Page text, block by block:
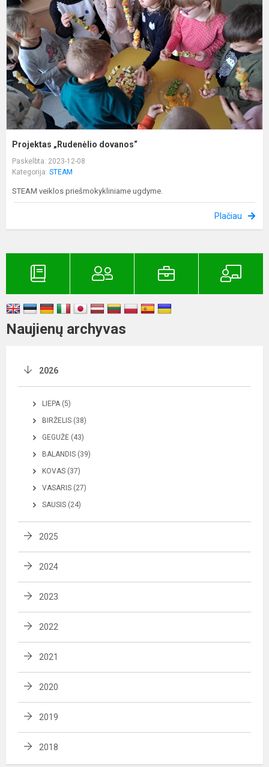
Projektas „Rudenėlio dovanos“
Paskelbta: 2023-12-08
Kategorija: STEAM
STEAM veiklos priešmokykliniame ugdyme.
Plačiau
Naujienų archyvas
2026
LIEPA (5)
BIRŽELIS (38)
GEGUŽĖ (43)
BALANDIS (39)
KOVAS (37)
VASARIS (27)
SAUSIS (24)
2025
2024
2023
2022
2021
2020
2019
2018